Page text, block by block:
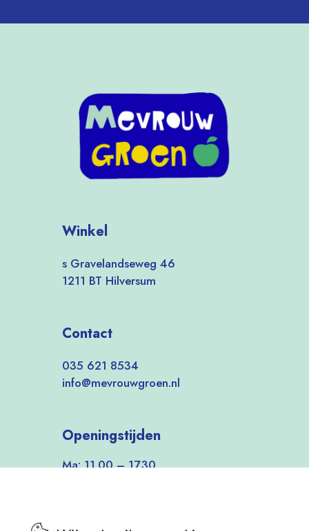
Winkel
s Gravelandseweg 46
1211 BT Hilversum
Contact
035 621 8534
info@mevrouwgroen.nl
Openingstijden
Ma: 11.00 – 17.30